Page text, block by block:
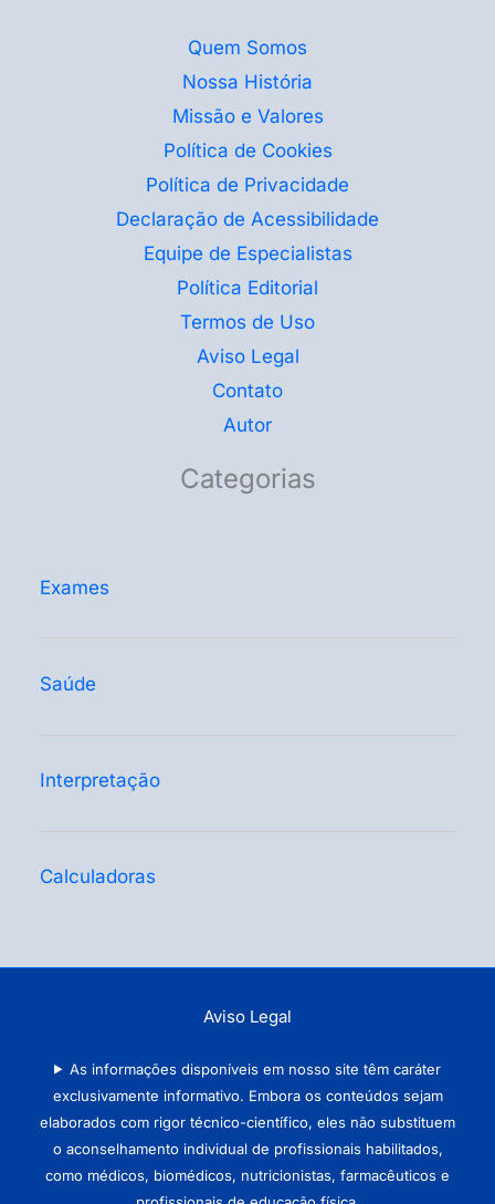
Quem Somos
Nossa História
Missão e Valores
Política de Cookies
Política de Privacidade
Declaração de Acessibilidade
Equipe de Especialistas
Política Editorial
Termos de Uso
Aviso Legal
Contato
Autor
Categorias
Exames
Saúde
Interpretação
Calculadoras
Aviso Legal
As informações disponíveis em nosso site têm caráter
exclusivamente informativo. Embora os conteúdos sejam
elaborados com rigor técnico-científico, eles não substituem
o aconselhamento individual de profissionais habilitados,
como médicos, biomédicos, nutricionistas, farmacêuticos e